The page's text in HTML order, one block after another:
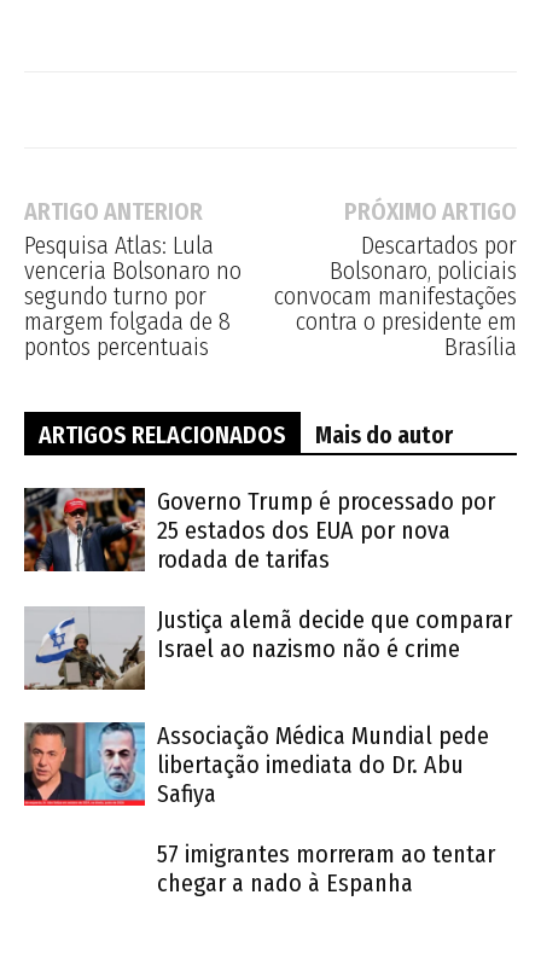
ARTIGO ANTERIOR
Pesquisa Atlas: Lula
venceria Bolsonaro no
segundo turno por
margem folgada de 8
pontos percentuais
PRÓXIMO ARTIGO
Descartados por
Bolsonaro, policiais
convocam manifestações
contra o presidente em
Brasília
ARTIGOS RELACIONADOS Mais do autor
Governo Trump é processado por
25 estados dos EUA por nova
rodada de tarifas
Justiça alemã decide que comparar
Israel ao nazismo não é crime
Associação Médica Mundial pede
libertação imediata do Dr. Abu
Safiya
57 imigrantes morreram ao tentar
chegar a nado à Espanha